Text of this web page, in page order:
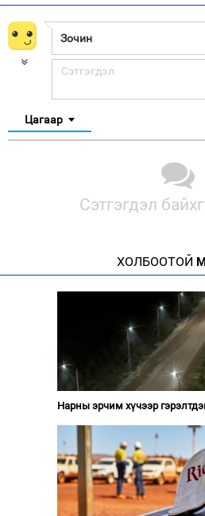
Цагаар
Сэтгэгдэл
ХОЛБООТОЙ
Нарны эрчим хүчээр